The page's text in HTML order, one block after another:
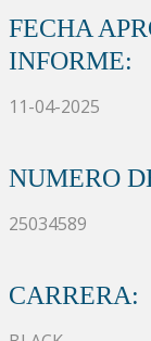
FECHA
INFORME:
11-04-2025
NUMERO
25034589
CARRERA: